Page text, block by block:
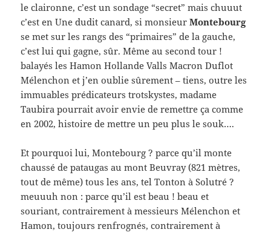
le claironne, c’est un sondage “secret” mais chuuut
c’est en Une dudit canard, si monsieurMontebourg
se met sur les rangs des “primaires” de la gauche,
c’est lui qui gagne, sûr. Même au second tour !
balayés les Hamon Hollande Valls Macron Duflot
Mélenchon et j’en oublie sûrement – tiens, outre les
immuables prédicateurs trotskystes, madame
Taubira pourrait avoir envie de remettre ça comme
en 2002, histoire de mettre un peu plus le souk….
Et pourquoi lui, Montebourg ? parce qu’il monte
chaussé de pataugas au mont Beuvray (821 mètres,
tout de même) tous les ans, tel Tonton à Solutré ?
meuuuh non : parce qu’il est beau ! beau et
souriant, contrairement à messieurs Mélenchon et
Hamon, toujours renfrognés, contrairement à